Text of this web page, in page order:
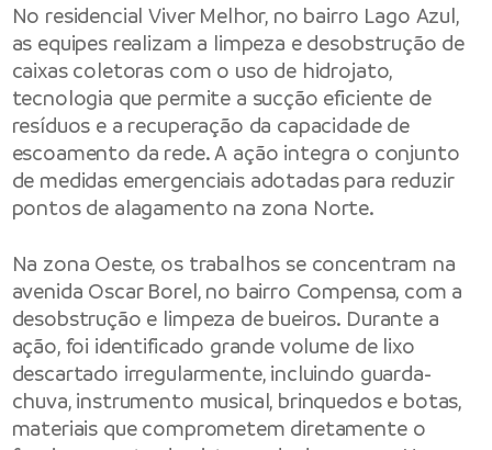
No residencial Viver Melhor, no bairro Lago Azul,
as equipes realizam a limpeza e desobstrução de
caixas coletoras com o uso de hidrojato,
tecnologia que permite a sucção eficiente de
resíduos e a recuperação da capacidade de
escoamento da rede. A ação integra o conjunto
de medidas emergenciais adotadas para reduzir
pontos de alagamento na zona Norte.
Na zona Oeste, os trabalhos se concentram na
avenida Oscar Borel, no bairro Compensa, com a
desobstrução e limpeza de bueiros. Durante a
ação, foi identificado grande volume de lixo
descartado irregularmente, incluindo guarda-
chuva, instrumento musical, brinquedos e botas,
materiais que comprometem diretamente o